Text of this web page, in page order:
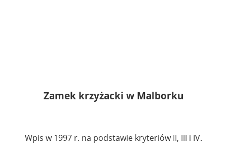
Zamek krzyżacki w Malborku
Wpis w 1997 r. na podstawie kryteriów II, III i IV.